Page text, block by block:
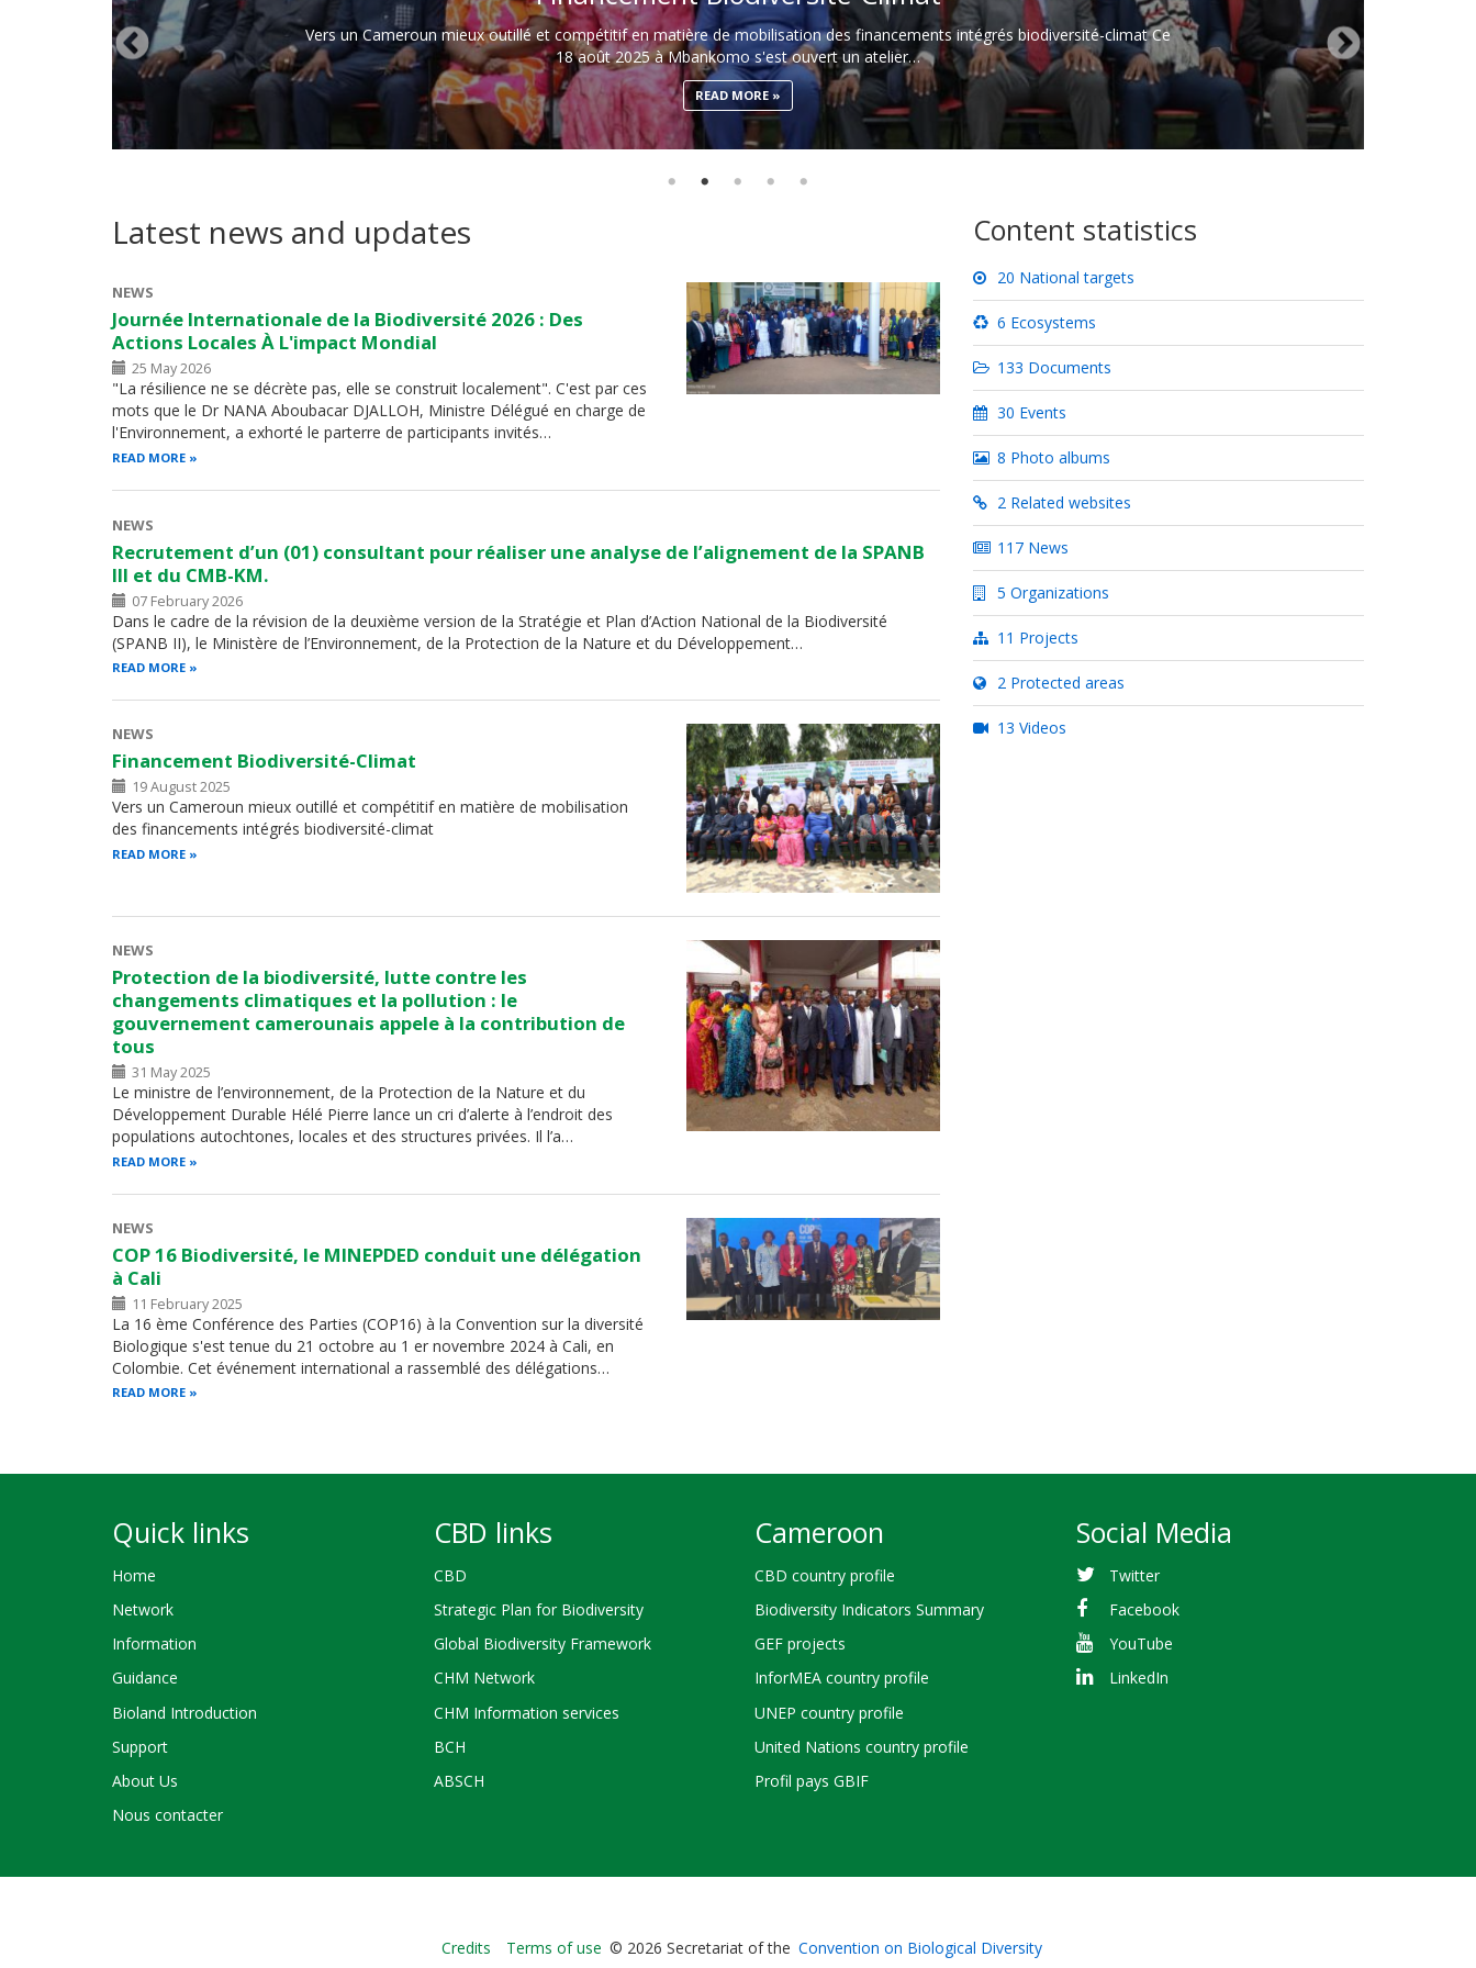
Vers un Cameroun mieux outillé et compétitif en matière de mobilisation des financements intégrés biodiversité-climat Ce
18 août 2025 à Mbankomo s'est ouvert un atelier…
READ MORE
Latest news and updates
NEWS
Journée Internationale de la Biodiversité 2026 : Des
Actions Locales À L'impact Mondial
25 May 2026
"La résilience ne se décrète pas, elle se construit localement". C'est par ces
mots que le Dr NANA Aboubacar DJALLOH, Ministre Délégué en charge de
l'Environnement, a exhorté le parterre de participants invités…
READ MORE
NEWS
Recrutement d’un (01) consultant pour réaliser une analyse de l’alignement de la SPANB
III et du CMB-KM.
07 February 2026
Dans le cadre de la révision de la deuxième version de la Stratégie et Plan d’Action National de la Biodiversité
(SPANB II), le Ministère de l’Environnement, de la Protection de la Nature et du Développement…
READ MORE
NEWS
Financement Biodiversité-Climat
19 August 2025
Vers un Cameroun mieux outillé et compétitif en matière de mobilisation
des financements intégrés biodiversité-climat
READ MORE
NEWS
Protection de la biodiversité, lutte contre les
changements climatiques et la pollution : le
gouvernement camerounais appele à la contribution de
tous
31 May 2025
Le ministre de l’environnement, de la Protection de la Nature et du
Développement Durable Hélé Pierre lance un cri d’alerte à l’endroit des
populations autochtones, locales et des structures privées. Il l’a…
READ MORE
NEWS
COP 16 Biodiversité, le MINEPDED conduit une délégation
à Cali
11 February 2025
La 16 ème Conférence des Parties (COP16) à la Convention sur la diversité
Biologique s'est tenue du 21 octobre au 1 er novembre 2024 à Cali, en
Colombie. Cet événement international a rassemblé des délégations…
READ MORE
Content statistics
20 National targets
6 Ecosystems
133 Documents
30 Events
8 Photo albums
2 Related websites
117 News
5 Organizations
11 Projects
2 Protected areas
13 Videos
Quick links
Home
Network
Information
Guidance
Bioland Introduction
Support
About Us
Nous contacter
CBD links
CBD
Strategic Plan for Biodiversity
Global Biodiversity Framework
CHM Network
CHM Information services
BCH
ABSCH
Cameroon
CBD country profile
Biodiversity Indicators Summary
GEF projects
InforMEA country profile
UNEP country profile
United Nations country profile
Profil pays GBIF
Social Media
Twitter
Facebook
YouTube
LinkedIn
Bioland
Credits Terms of use © 2026 Secretariat of the Convention on Biological Diversity